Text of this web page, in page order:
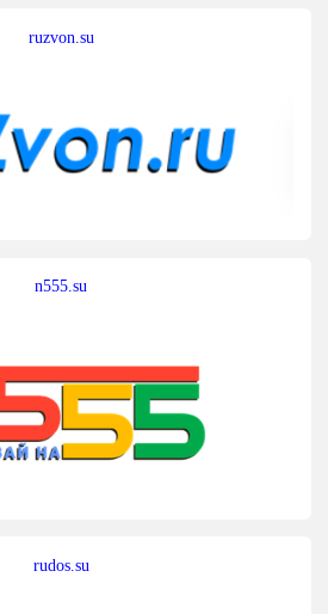
ruzvon.su
n555.su
rudos.su